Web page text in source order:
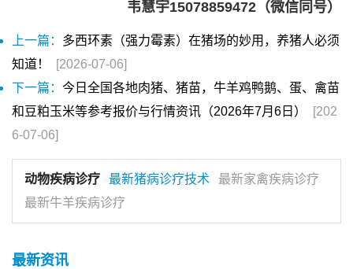
韦慧宇15078859472（微信同号）
上一篇： 多西环素（强力霉素）在猪场的妙用，养猪人必须
知道！
[2026-07-06]
下一篇： 今日全国各地肉猪、猪苗，牛羊鸡鸭鹅、蛋、禽苗
和豆粕玉米等参考报价与行情资讯（2026年7月6日）
[202
6-07-06]
动物疾病诊疗 最新猪病诊疗技术
最新家禽疾病诊疗
最新牛羊疾病诊疗
最新资讯